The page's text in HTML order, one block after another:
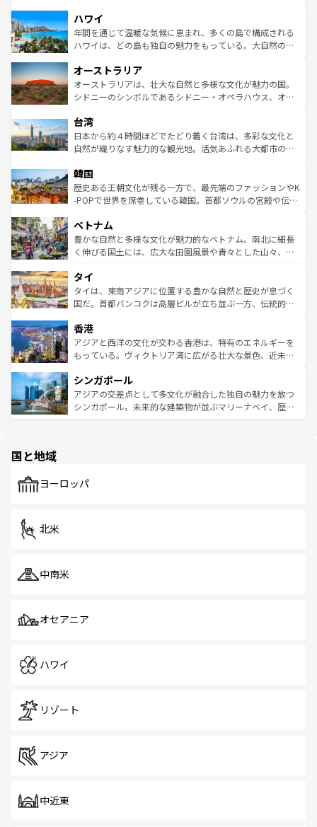
ば市内交通費無料で観光を楽しむこともできる。 なお、新
着のスイス情報はコンテンツ一覧 を参照してほしい。
のような巨大都市は、観光、ショッピング、エンターテイ
ンメントが詰まった刺激的なスポットだ。一方、アメリカ
西部には大自然が広がり、グランドキャニオンやイエロー
部のニューオーリンズでは、音楽と美食が融合した独特の
文化が魅力。旅行者はアメリカの各地域で異なる魅力を楽
しみながら、その多様性と豊かな歴史を感じることができ
ならではの贅沢な旅のスタイルだ。 なお、新着のアメリカ
情報はコンテンツ一覧を参照してほしい。
ハワイ
年間を通じて温暖な気候に恵まれ、多くの島で構成される
ハワイは、どの島も独自の魅力をもっている。大自然の神
ワイ島は見逃せない。また、定番の観光地といえばオアフ
島だが、静かな自然を求めるならマウイ島やカウアイ島が
おすすめ。エメラルドグリーンに輝く海をはじめ、豊かな
れるおもてなしの心で訪れる人々を迎えてくれるハワイの
人々、おいしいローカルフードやハワイアンミュージッ
ク、伝統的なフラダンスなど、すべてがハワイの魅力を彩
ワイを、存分に味わってほしい。 なお、新着のハワイ情報
はコンテンツ一覧を参照してほしい。
オーストラリア
オーストラリアは、壮大な自然と多様な文化が魅力の国。
シドニーのシンボルであるシドニー・オペラハウス、オー
リアリーフや大陸中央部にそびえるウルル（エアーズロッ
ク）、タスマニアの美しい原生林やケアンズの熱帯雨林な
ど、見どころがたくさん。また、カフェやワイン、オージ
いる。アクティビティも充実しており、サーフィンやダイ
ビング、ハイキングなど、アウトドア好きにはたまらな
い。オーストラリアの多彩な魅力を存分に味わいつくそ
参照してほしい。
台湾
日本から約４時間ほどでたどり着く台湾は、多彩な文化と
自然が織りなす魅力的な観光地。活気あふれる大都市の台
ン）、静ひつな山岳地帯である台湾東部など、都市の喧騒
と山間の静けさが共存しており、訪れる人に新しい発見と
驚きをもたらしてくれる。また、奥深い台湾の食文化も魅
容にもいいと評判のスイーツなど、バラエティ豊かな料理
が味わえる。 なお、新着の台湾情報は コンテンツ一覧を参
照してほしい。
韓国
歴史ある王朝文化が残る一方で、最先端のファッションやK
-POPで世界を席巻している韓国。首都ソウルの宮殿や伝統
き、地方に足を延ばせば四季折々の自然美を楽しむことが
できる。そして、キムチや焼肉、絶品のストリートフード
まで、さまざまな韓国料理が待っている。夜には、韓国な
リティに包まれながら、韓国の多彩な魅力を心ゆくまで味
わってみてほしい。 なお、新着の韓国情報はコンテンツ一
覧を参照してほしい。
ベトナム
豊かな自然と多様な文化が魅力的なベトナム。南北に細長
く伸びる国土には、広大な田園風景や青々とした山々、世
急速な発展と共に伝統が息づく。ハノイの古い町並みやホ
ーチミン市のフランス統治時代の建物も、独特の雰囲気を
醸し出している。また、バラエティの豊かさとおいしさで
とつ。フォーやバインミー、ベトナムコーヒーなどは、ぜ
ひ現地で味わいたい。どの地域を訪れてもあたたかい人々
が旅行者を迎えてくれるので、きっと忘れられない旅にな
参照してほしい。
タイ
タイは、東南アジアに位置する豊かな自然と歴史が息づく
国だ。首都バンコクは高層ビルが立ち並ぶ一方、伝統的な
の活気が交差している。北部ではチェンマイなどの山岳地
帯で自然と触れ合い、南部ではプーケットやクラビの美し
いビーチでリゾート気分を楽しむことができる。タイ料理
激する。気候は一年中温暖で、どの季節にも異なる楽しみ
が待っている。親しみやすいタイの人々、仏教を中心とし
た文化、そして多様な観光資源が、訪れる旅人を魅了し続
香港
アジアと西洋の文化が交わる香港は、特有のエネルギーを
もっている。ヴィクトリア湾に広がる壮大な景色、近未来
み、どこを訪れても感動するはず。観光スポットが密集し
ており、効率よく見どころを回れるのも魅力。息をのむよ
うな絶景から文化的な体験まで、香港を存分に楽しみ尽く
シンガポール
アジアの交差点として多文化が融合した独自の魅力を放つ
シンガポール。未来的な建築物が並ぶマリーナベイ、歴史
で、ホーカーズは地元の風情を楽しめる外せないスポット
国と地域
ヨーロッパ
北米
中南米
オセアニア
ハワイ
リゾート
アジア
中近東